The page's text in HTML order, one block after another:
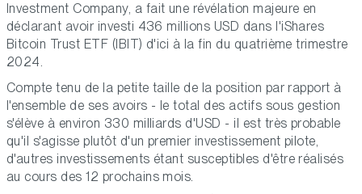
Investment Company, a fait une révélation majeure en
déclarant avoir investi 436 millions USD dans l'iShares
Bitcoin Trust ETF (IBIT) d'ici à la fin du quatrième trimestre
2024.
Compte tenu de la petite taille de la position par rapport à
l'ensemble de ses avoirs - le total des actifs sous gestion
s'élève à environ 330 milliards d'USD - il est très probable
qu'il s'agisse plutôt d'un premier investissement pilote,
d'autres investissements étant susceptibles d'être réalisés
au cours des 12 prochains mois.